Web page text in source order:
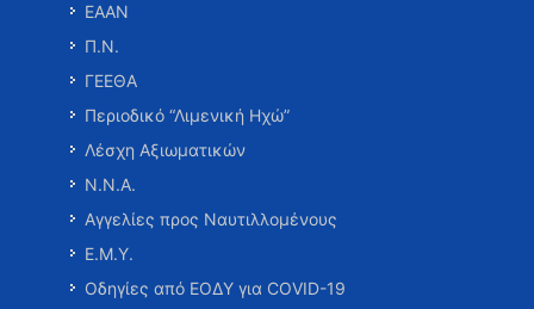
ΕΑΑΝ
Π.Ν.
ΓΕΕΘΑ
Περιοδικό “Λιμενική Ηχώ”
Λέσχη Αξιωματικών
Ν.Ν.Α.
Αγγελίες προς Ναυτιλλομένους
Ε.Μ.Υ.
Οδηγίες από ΕΟΔΥ για COVID-19